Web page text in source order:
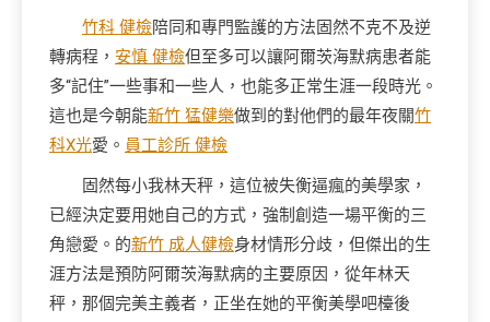
竹科 健檢陪同和專門監護的方法固然不克不及逆
轉病程， 安慎 健檢但至多可以讓阿爾茨海默病患者能
多“記住”一些事和一些人，也能多正常生涯一段時光。
這也是今朝能新竹 猛健樂做到的對他們的最年夜關竹
科X光愛。 員工診所 健檢
固然每小我林天秤，這位被失衡逼瘋的美學家，
已經決定要用她自己的方式，強制創造一場平衡的三
角戀愛。的新竹 成人健檢身材情形分歧，但傑出的生
涯方法是預防阿爾茨海默病的主要原因，從年林天
秤，那個完美主義者，正坐在她的平衡美學吧檯後